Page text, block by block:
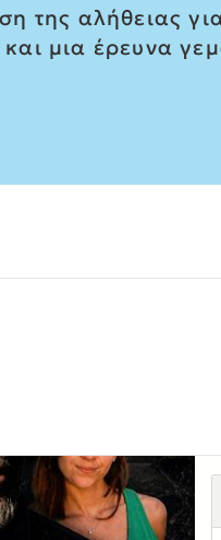
της αλήθειας
μια έρευνα